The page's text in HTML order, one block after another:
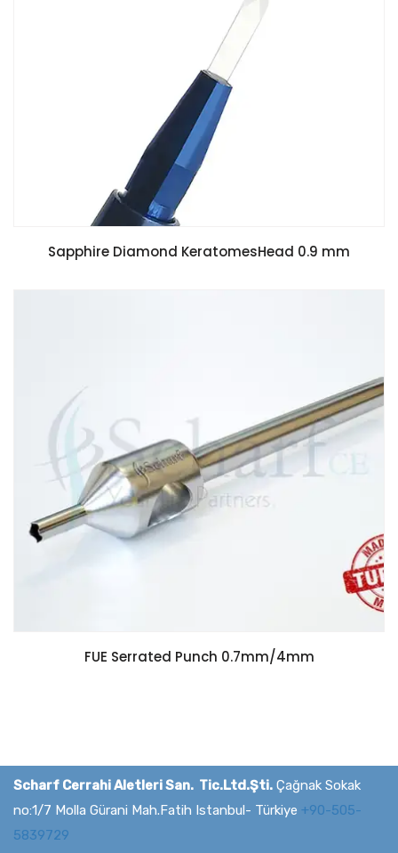
Sapphire Diamond KeratomesHead 0.9 mm
FUE Serrated Punch 0.7mm/4mm
Scharf Cerrahi Aletleri San. Tic.Ltd.Şti. Çağnak Sokak
no:1/7 Molla Gürani Mah.Fatih Istanbul- Türkiye +90-505-
5839729